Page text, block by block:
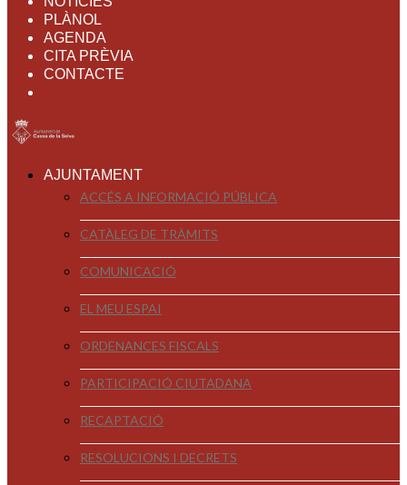
PLÀNOL
AGENDA
CITA PRÈVIA
CONTACTE
AJUNTAMENT
ACCÉS A INFORMACIÓ PÚBLICA
CATÀLEG DE TRÀMITS
COMUNICACIÓ
EL MEU ESPAI
ORDENANCES FISCALS
PARTICIPACIÓ CIUTADANA
RECAPTACIÓ
RESOLUCIONS I DECRETS